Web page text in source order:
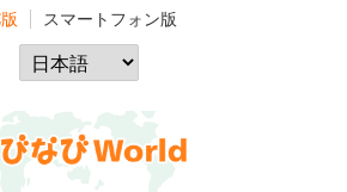
スマートフォン版